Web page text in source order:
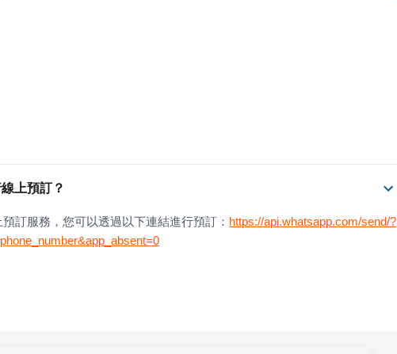
上預訂？
訂服務，您可以透過以下連結進行預訂： https://api.whatsapp.com/send/?